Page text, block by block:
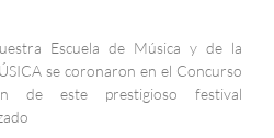
Escuela de Música y de la
se coronaron en el Concurso
de este prestigioso festival